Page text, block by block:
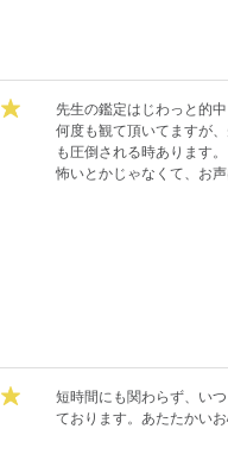
先生の鑑定はじわっと的中
何度も観て頂いてますが
も圧倒される時あります。
怖いとかじゃなくて、お声
短時間にも関わらず、い
ております。あたたかい